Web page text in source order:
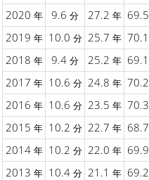
2020 年 9.6 分 27.2 年 69.5
2019 年 10.0 分 25.7 年 70.1
2018 年 9.4 分 25.2 年 69.1
2017 年 10.6 分 24.8 年 70.2
2016 年 10.6 分 23.5 年 70.3
2015 年 10.2 分 22.7 年 68.7
2014 年 10.2 分 22.0 年 69.9
2013 年 10.4 分 21.1 年 69.2